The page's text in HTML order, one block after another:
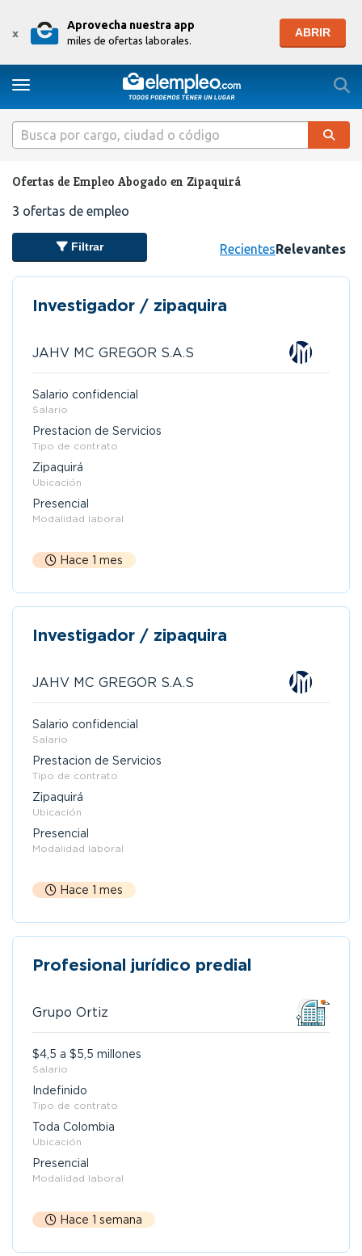
x
Aprovecha nuestra app
miles de ofertas laborales.
ABRIR
Toggle navigation
Ofertas de Empleo Abogado en Zipaquirá
3 ofertas de empleo
Filtrar RecientesRelevantes
Investigador / zipaquira
JAHV MC GREGOR S.A.S
Salario confidencial
Salario
Prestacion de Servicios
Tipo de contrato
Zipaquirá
Ubicación
Presencial
Modalidad laboral
Hace 1 mes
Investigador / zipaquira
JAHV MC GREGOR S.A.S
Salario confidencial
Salario
Prestacion de Servicios
Tipo de contrato
Zipaquirá
Ubicación
Presencial
Modalidad laboral
Hace 1 mes
Profesional jurídico predial
Grupo Ortiz
$4,5 a $5,5 millones
Salario
Indefinido
Tipo de contrato
Toda Colombia
Ubicación
Presencial
Modalidad laboral
Hace 1 semana